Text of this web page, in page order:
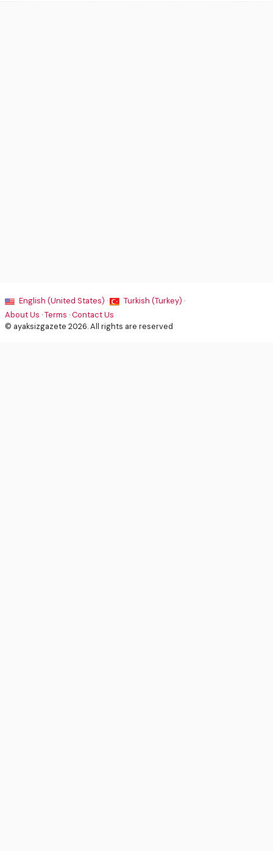
English (United States) ·
Turkish (Turkey) ·
About Us ·Terms ·Contact Us
© ayaksizgazete 2026. All rights are reserved